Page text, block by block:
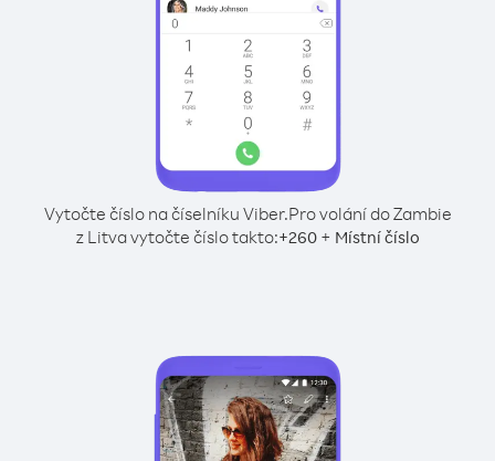
Vytočte číslo na číselníku Viber.Pro volání do Zambie
z Litva vytočte číslo takto:+260+ Místní číslo